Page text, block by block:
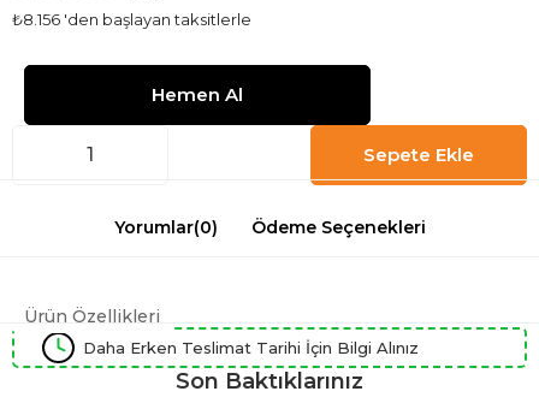
₺8.156 'den başlayan taksitlerle
Yorumlar(0) Ödeme Seçenekleri
Ürün Özellikleri
Daha Erken Teslimat Tarihi İçin Bilgi Alınız
Son Baktıklarınız